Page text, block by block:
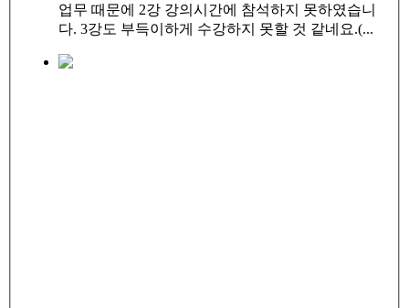
업무 때문에 2강 강의시간에 참석하지 못하였습니
다. 3강도 부득이하게 수강하지 못할 것 같네요.(...